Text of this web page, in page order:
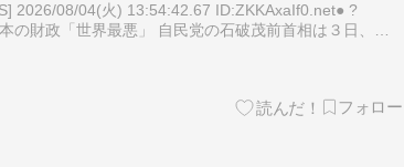
2026/08/04(火) 13:54:42.67 ID:ZKKAxaIf0.net● ?
の財政「世界最悪」 自民党の石破茂前首相は３日、高